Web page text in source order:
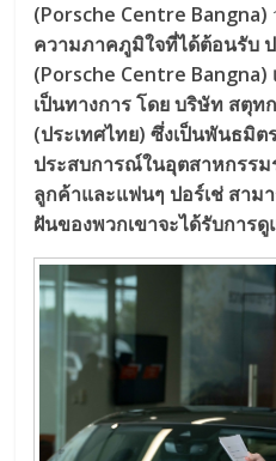
(Porsche Centre Bangna)
ความภาคภูมิใจที่ได้ต้อนรับ ป
(Porsche Centre Bangna)
เป็นทางการ โดย บริษัท สตุ
(ประเทศไทย) ซึ่งเป็นพันธมิ
ประสบการณ์ในอุตสาหกรร
ลูกค้าและแฟนๆ ปอร์เช่ สาม
ฝันของพวกเขาจะได้รับการ